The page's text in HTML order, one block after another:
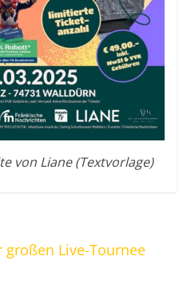
von Liane (Textvorlage)
großen Live-Tournee